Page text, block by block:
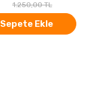
1.250,00 TL
Sepete Ekle